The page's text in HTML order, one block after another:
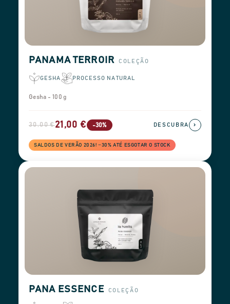
PANAMA TERROIR COLEÇÃO
GESHA PROCESSO NATURAL
Gesha - 100 g
30,00 €21,00 € -30%
SALDOS DE VERÃO 2026! −30% ATÉ ESGOTAR O STOCK
DESCUBRA ›
PANA ESSENCE COLEÇÃO